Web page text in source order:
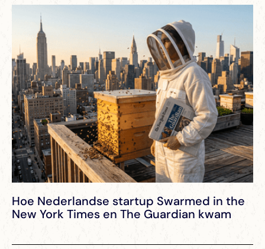
Hoe Nederlandse startup Swarmed in the
New York Times en The Guardian kwam